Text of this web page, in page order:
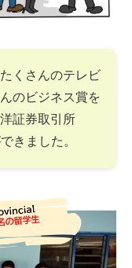
くさんのテレビ
のビジネス賞を
証券取引所
きました。